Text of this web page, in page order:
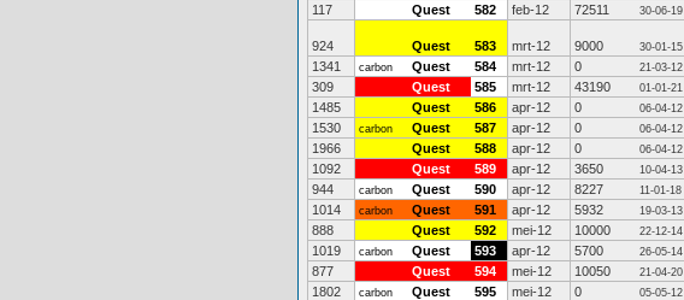
117
Quest 582 feb-12 72511 30-06-19
924 Quest 583 mrt-12 9000 30-01-15
1341
carbon Quest 584 mrt-12 0 21-03-12
309
Quest 585 mrt-12 43190 01-01-21
1485
Quest 586 apr-12 0 06-04-12
1530
carbon Quest 587 apr-12 0 06-04-12
1966
Quest 588 apr-12 0 06-04-12
1092
Quest 589 apr-12 3650 10-04-13
944
carbon Quest 590 apr-12 8227 11-01-18
1014
carbon Quest 591 apr-12 5932 19-03-13
888
Quest 592 mei-12 10000 22-12-14
1019
carbon Quest 593 apr-12 5700 26-05-14
877
Quest 594 mei-12 10050 21-04-20
1802
carbon Quest 595 mei-12 0 05-05-12